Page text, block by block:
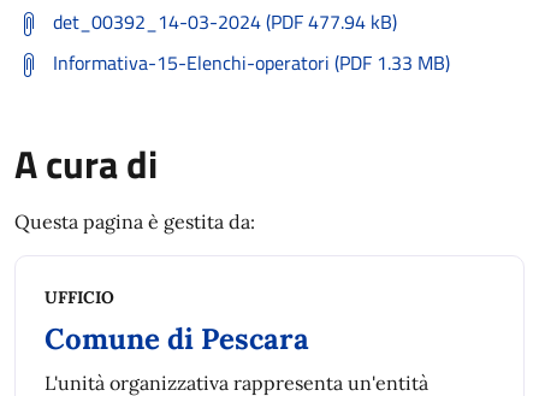
det_00392_14-03-2024 (PDF 477.94 kB)
Informativa-15-Elenchi-operatori (PDF 1.33 MB)
A cura di
Questa pagina è gestita da:
UFFICIO
Comune di Pescara
L'unità organizzativa rappresenta un'entità